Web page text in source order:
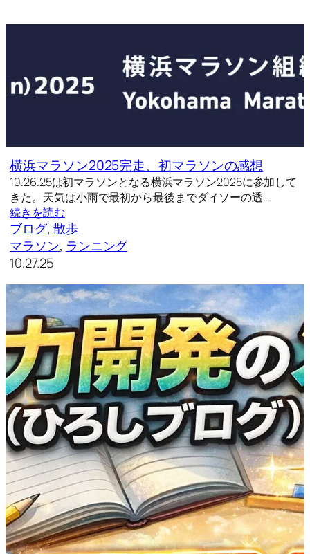
横浜マラソン2025完走、初マラソンの感想
10.26.25は初マラソンとなる横浜マラソン2025に参加して
きた。天気は小雨で最初から最後までダイソーの透…
続きを読む
ブログ, 散歩
マラソン, ランニング
10.27.25